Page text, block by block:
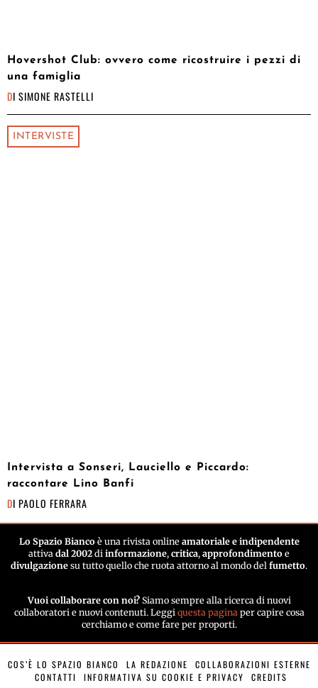
Hovershot Club: ovvero come ricostruire i pezzi di
una famiglia
DI SIMONE RASTELLI
INTERVISTE
Intervista a Sonseri, Lauciello e Piccardo:
raccontare Lino Banfi
DI PAOLO FERRARA
Lo Spazio Biancoè una rivista online amatoriale e indipendente
attiva dal 2002 di informazione, critica, approfondimento e
divulgazione su tutto quello che ruota attorno al mondo del fumetto.
Vuoi collaborare con noi? Siamo sempre alla ricerca di nuovi
collaboratori e nuovi contenuti. Leggi questa pagina per capire cosa
cerchiamo e come fare per proporti.
COS’È LO SPAZIO BIANCO LA REDAZIONE
COLLABORAZIONI ESTERNE
CONTATTI
INFORMATIVA SU COOKIE E PRIVACY CREDITS